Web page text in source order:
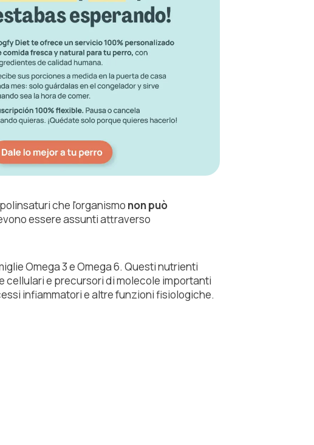
che l'organismo non può
essere assunti attraverso
Omega 3 e Omega 6. Questi nutrienti
e precursori di molecole importanti
infiammatori e altre funzioni fisiologiche.